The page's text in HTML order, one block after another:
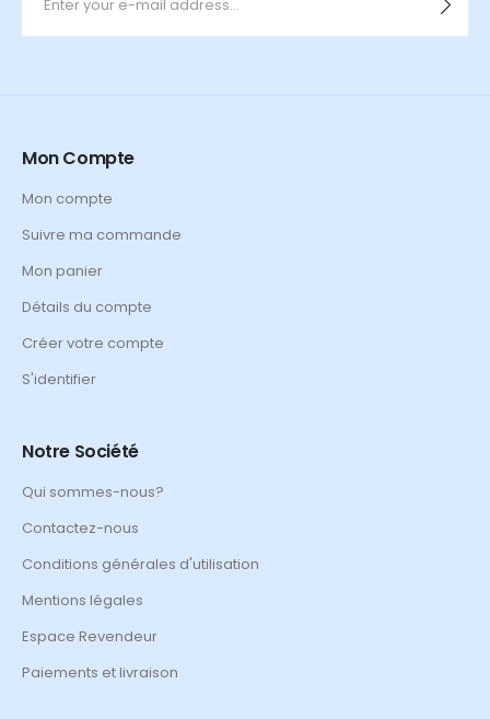
Mon Compte
Mon compte
Suivre ma commande
Mon panier
Détails du compte
Créer votre compte
S'identifier
Notre Société
Qui sommes-nous?
Contactez-nous
Conditions générales d'utilisation
Mentions légales
Espace Revendeur
Paiements et livraison